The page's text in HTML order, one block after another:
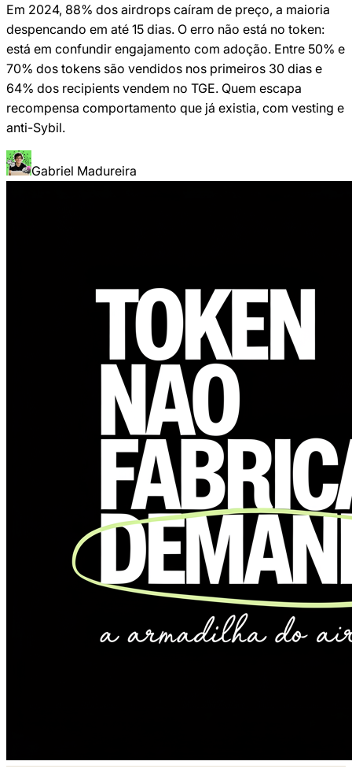
Em 2024, 88% dos airdrops caíram de preço, a maioria
despencando em até 15 dias. O erro não está no token:
está em confundir engajamento com adoção. Entre 50% e
70% dos tokens são vendidos nos primeiros 30 dias e
64% dos recipients vendem no TGE. Quem escapa
recompensa comportamento que já existia, com vesting e
anti-Sybil.
Gabriel Madureira